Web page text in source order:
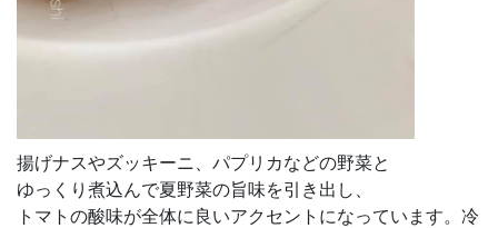
揚げナスやズッキーニ、パプリカなどの野菜と
ゆっくり煮込んで夏野菜の旨味を引き出し、
トマトの酸味が全体に良いアクセントになっています。冷